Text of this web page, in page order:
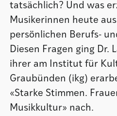
tatsächlich? Und was
Musikerinnen heute
persönlichen Berufs-
Diesen Fragen ging Dr.
ihrer am Institut für
Graubünden (ikg)
«Starke Stimmen.
Musikkultur» nach.